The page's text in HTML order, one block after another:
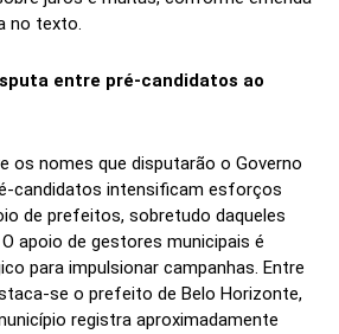
no texto.
entre pré-candidatos ao
os nomes que disputarão o Governo
candidatos intensificam esforços
de prefeitos, sobretudo daqueles
apoio de gestores municipais é
para impulsionar campanhas. Entre
se o prefeito de Belo Horizonte,
registra aproximadamente